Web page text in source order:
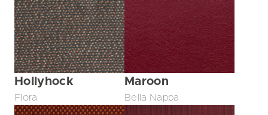
Hollyhock
Flora
Maroon
Bella Nappa